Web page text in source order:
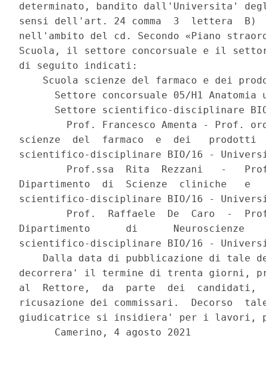
determinato, bandito dall'Universita'
sensi dell'art. 24 comma  3  lettera  B)
nell'ambito del cd. Secondo «Piano
Scuola, il settore concorsuale e il
di seguito indicati:
Scuola scienze del farmaco e dei
Settore concorsuale 05/H1 Anatomia
Settore scientifico-disciplinare
Prof. Francesco Amenta - Prof.
scienze  del  farmaco  e  dei
scientifico-disciplinare BIO/16 -
Prof.ssa  Rita  Rezzani   -
Dipartimento  di  Scienze  cliniche   e
scientifico-disciplinare BIO/16 -
Prof.  Raffaele  De  Caro  -
Dipartimento      di
scientifico-disciplinare BIO/16 -
Dalla data di pubblicazione di tale
decorrera' il termine di trenta giorni,
al  Rettore,  da  parte  dei
ricusazione dei commissari.  Decorso
giudicatrice si insidiera' per i lavori,
      Camerino, 4 agosto 2021